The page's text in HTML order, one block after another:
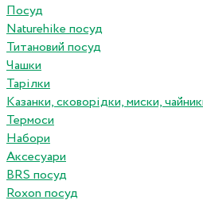
Посуд
Naturehike посуд
Титановий посуд
Чашки
Тарілки
Казанки, сковорідки, миски,
Термоси
Набори
Аксесуари
BRS посуд
Roxon посуд